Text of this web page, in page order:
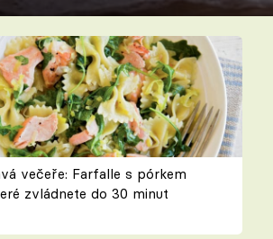
večeře: Farfalle s pórkem
zvládnete do 30 minut